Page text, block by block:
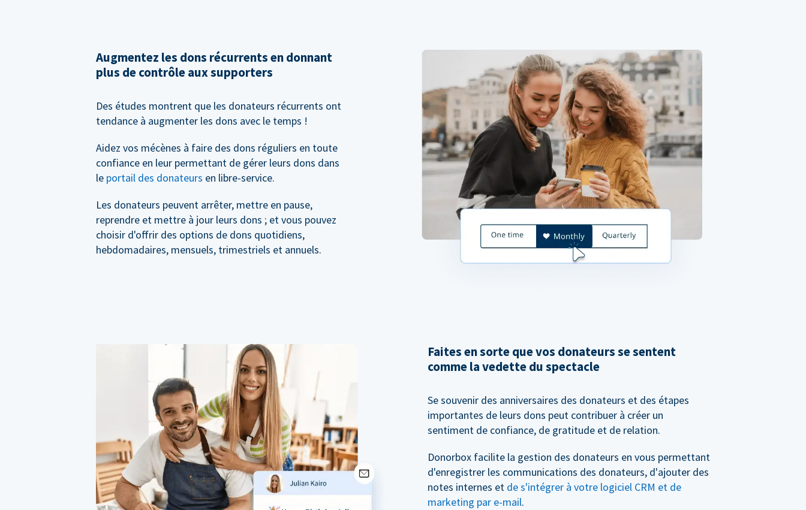
Augmentez les dons récurrents en donnant
plus de contrôle aux supporters
Des études montrent que les donateurs récurrents ont
tendance à augmenter les dons avec le temps !
Aidez vos mécènes à faire des dons réguliers en toute
confiance en leur permettant de gérer leurs dons dans
le portail des donateurs en libre-service.
Les donateurs peuvent arrêter, mettre en pause,
reprendre et mettre à jour leurs dons ; et vous pouvez
choisir d'offrir des options de dons quotidiens,
hebdomadaires, mensuels, trimestriels et annuels.
Faites en sorte que vos donateurs se sentent
comme la vedette du spectacle
Se souvenir des anniversaires des donateurs et des étapes
importantes de leurs dons peut contribuer à créer un
sentiment de confiance, de gratitude et de relation.
Donorbox facilite la gestion des donateurs en vous permettant
d'enregistrer les communications des donateurs, d'ajouter des
notes internes et de s'intégrer à votre logiciel CRM et de
marketing par e-mail.